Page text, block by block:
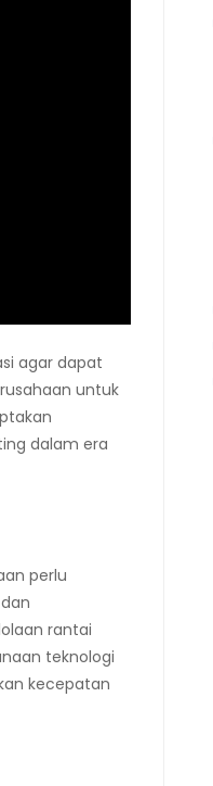
agar dapat
untuk
dalam era
perlu
rantai
teknologi
kecepatan